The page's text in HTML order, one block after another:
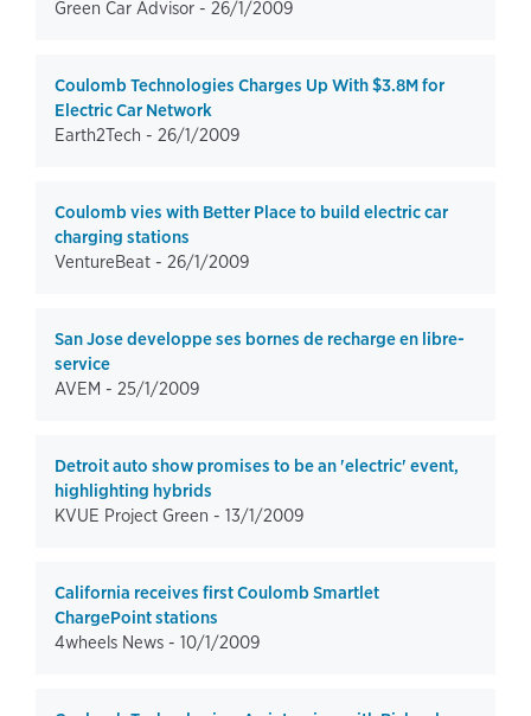
Green Car Advisor - 26/1/2009
Coulomb Technologies Charges Up With $3.8M for
Electric Car Network
Earth2Tech - 26/1/2009
Coulomb vies with Better Place to build electric car
charging stations
VentureBeat - 26/1/2009
San Jose developpe ses bornes de recharge en libre-
service
AVEM - 25/1/2009
Detroit auto show promises to be an 'electric' event,
highlighting hybrids
KVUE Project Green - 13/1/2009
California receives first Coulomb Smartlet
ChargePoint stations
4wheels News - 10/1/2009